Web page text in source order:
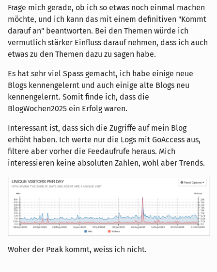
Frage mich gerade, ob ich so etwas noch einmal machen
möchte, und ich kann das mit einem definitiven "Kommt
darauf an" beantworten. Bei den Themen würde ich
vermutlich stärker Einfluss darauf nehmen, dass ich auch
etwas zu den Themen dazu zu sagen habe.
Es hat sehr viel Spass gemacht, ich habe einige neue
Blogs kennengelernt und auch einige alte Blogs neu
kennengelernt. Somit finde ich, dass die
BlogWochen2025 ein Erfolg waren.
Interessant ist, dass sich die Zugriffe auf mein Blog
erhöht haben. Ich werte nur die Logs mit GoAccess aus,
filtere aber vorher die Feedaufrufe heraus. Mich
interessieren keine absoluten Zahlen, wohl aber Trends.
Woher der Peak kommt, weiss ich nicht.